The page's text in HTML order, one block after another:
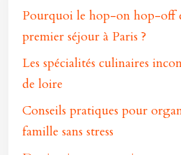
Pourquoi le hop-on hop-off
premier séjour à Paris ?
Les spécialités culinaires
de loire
Conseils pratiques pour
famille sans stress